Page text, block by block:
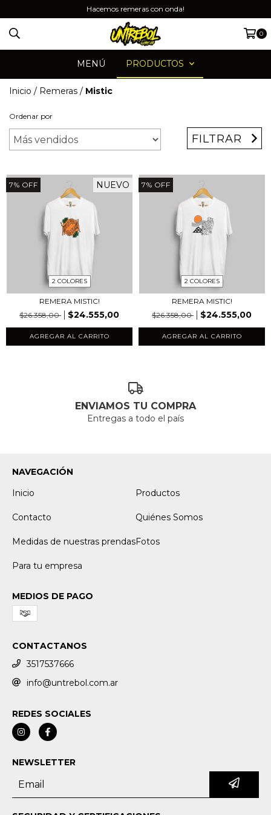
Hacemos remeras con onda!
0
MENÚ PRODUCTOS
Inicio / Remeras / Mistic
Ordenar por
FILTRAR
7% OFF NUEVO
2 COLORES
REMERA MISTIC!
$26.358,00
$24.555,00
AGREGAR AL CARRITO
7% OFF
2 COLORES
REMERA MISTIC!
$26.358,00
$24.555,00
AGREGAR AL CARRITO
ENVIAMOS TU COMPRA
Entregas a todo el país
NAVEGACIÓN
Inicio
Productos
Contacto Quiénes Somos
Medidas de nuestras prendasFotos
Para tu empresa
MEDIOS DE PAGO
CONTACTANOS
3517537666
info@untrebol.com.ar
REDES SOCIALES
NEWSLETTER